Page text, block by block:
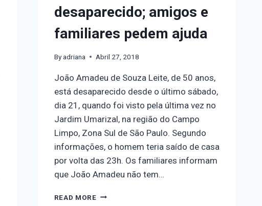
desaparecido; amigos e
familiares pedem ajuda
By adriana Abril 27, 2018
João Amadeu de Souza Leite, de 50 anos,
está desaparecido desde o último sábado,
dia 21, quando foi visto pela última vez no
Jardim Umarizal, na região do Campo
Limpo, Zona Sul de São Paulo. Segundo
informações, o homem teria saído de casa
por volta das 23h. Os familiares informam
que João Amadeu não tem…
READ MORE